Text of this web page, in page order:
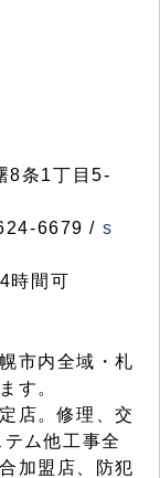
8条1丁目5-
6679 / s
時間可
市内全域・札
す。
店。修理、交
ム他工事全
加盟店、防犯